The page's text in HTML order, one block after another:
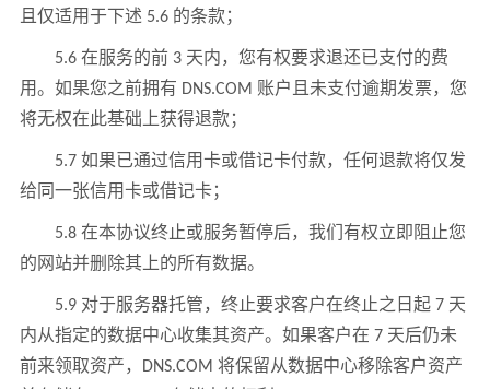
且仅适用于下述 5.6 的条款；
5.6 在服务的前 3 天内，您有权要求退还已支付的费
用。如果您之前拥有 DNS.COM 账户且未支付逾期发票，您
将无权在此基础上获得退款；
5.7 如果已通过信用卡或借记卡付款，任何退款将仅发
给同一张信用卡或借记卡；
5.8 在本协议终止或服务暂停后，我们有权立即阻止您
的网站并删除其上的所有数据。
5.9 对于服务器托管，终止要求客户在终止之日起 7 天
内从指定的数据中心收集其资产。如果客户在 7 天后仍未
前来领取资产，DNS.COM 将保留从数据中心移除客户资产